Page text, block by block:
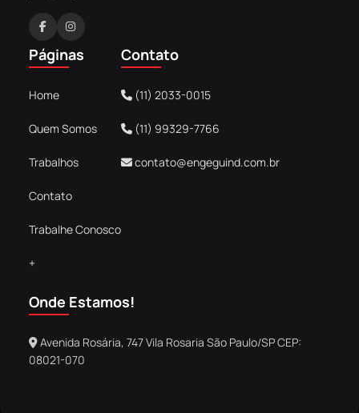
F
a
c
b
k
I
n
a
Páginas
Home
Quem Somos
Trabalhos
Contato
Trabalhe Conosco
+
Contato
(11) 2033-0015
(11) 99329-7766
contato@engeguind.com.br
Onde Estamos!
Avenida Rosária, 747 Vila Rosaria São Paulo/SP CEP:
08021-070